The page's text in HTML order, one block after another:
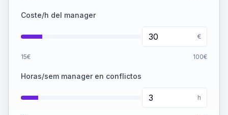
Coste/h del manager
€
15€ 100€
Horas/sem manager en conflictos
h